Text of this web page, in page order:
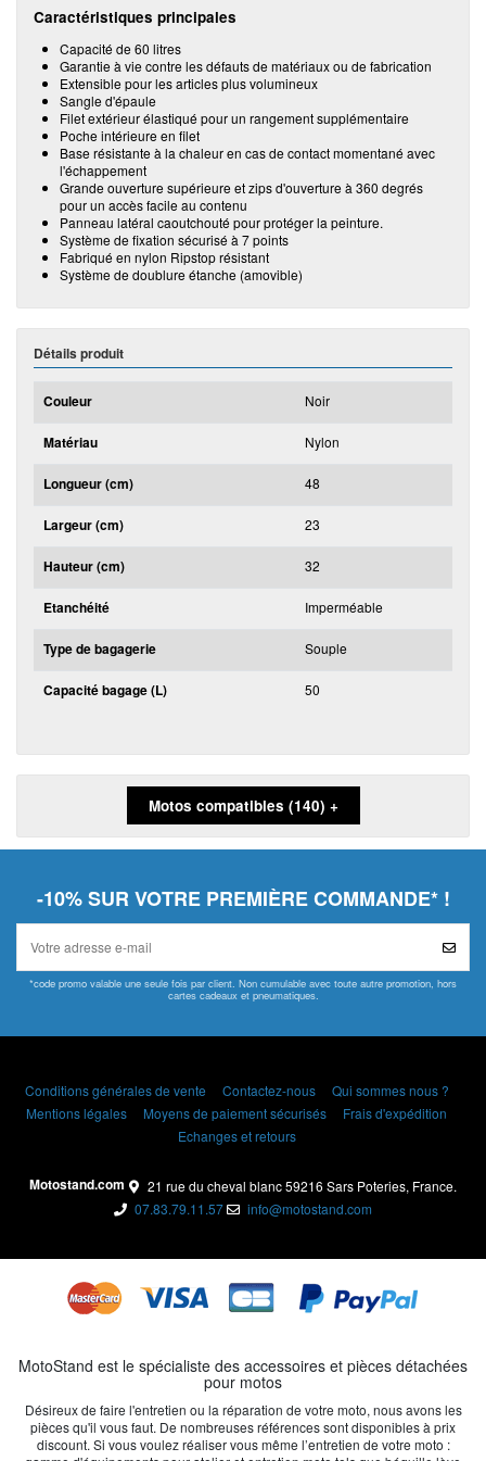
Caractéristiques principales
Capacité de 60 litres
Garantie à vie contre les défauts de matériaux ou de fabrication
Extensible pour les articles plus volumineux
Sangle d'épaule
Filet extérieur élastiqué pour un rangement supplémentaire
Poche intérieure en filet
Base résistante à la chaleur en cas de contact momentané avec
l'échappement
Grande ouverture supérieure et zips d'ouverture à 360 degrés
pour un accès facile au contenu
Panneau latéral caoutchouté pour protéger la peinture.
Système de fixation sécurisé à 7 points
Fabriqué en nylon Ripstop résistant
Système de doublure étanche (amovible)
Détails produit
Couleur Noir
Matériau Nylon
Longueur (cm) 48
Largeur (cm) 23
Hauteur (cm) 32
Etanchéité Imperméable
Type de bagagerie Souple
Capacité bagage (L) 50
Motos compatibles (140) +
-10% SUR VOTRE PREMIÈRE COMMANDE* !
*code promo valable une seule fois par client. Non cumulable avec toute autre promotion, hors
cartes cadeaux et pneumatiques.
Conditions générales de vente Contactez-nous
Qui sommes nous ?
Mentions légales
Moyens de paiement sécurisés
Frais d'expédition
Echanges et retours
Motostand.com
21 rue du cheval blanc 59216 Sars Poteries, France.
07.83.79.11.57
info@motostand.com
MotoStand est le spécialiste des accessoires et pièces détachées
pour motos
Désireux de faire l'entretien ou la réparation de votre moto, nous avons les
pièces qu'il vous faut. De nombreuses références sont disponibles à prix
discount. Si vous voulez réaliser vous même l’entretien de votre moto :